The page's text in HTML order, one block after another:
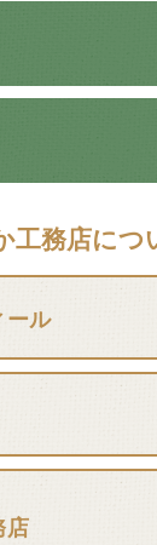
工務店につ
ール
店